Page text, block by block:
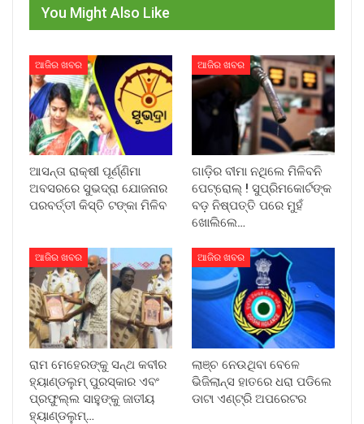
You Might Also Like
ଆଜିର ଖବର
ଆସନ୍ତା ରାକ୍ଷୀ ପୂର୍ଣ୍ଣିମା
ଅବସରରେ ସୁଭଦ୍ରା ଯୋଜନାର
ପରବର୍ତ୍ତୀ କିସ୍ତି ଟଙ୍କା ମିଳିବ
ଆଜିର ଖବର
ଗାଡ଼ିର ବୀମା ନଥିଲେ ମିଳିବନି
ପେଟ୍ରୋଲ୍ ! ସୁପ୍ରିମକୋର୍ଟଙ୍କ
ବଡ଼ ନିଷ୍ପତ୍ତି ପରେ ମୁହଁ
ଖୋଲିଲେ…
ଆଜିର ଖବର
ରାମ ମେହେରଙ୍କୁ ସନ୍ଥ କବୀର
ହ୍ୟାଣ୍ଡଲୁମ୍ ପୁରସ୍କାର ଏବଂ
ପ୍ରଫୁଲ୍ଲ ସାହୁଙ୍କୁ ଜାତୀୟ
ହ୍ୟାଣ୍ଡଲୁମ୍…
ଆଜିର ଖବର
ଲାଞ୍ଚ ନେଉଥିବା ବେଳେ
ଭିଜିଲାନ୍ସ ହାତରେ ଧରା ପଡିଲେ
ଡାଟା ଏଣ୍ଟ୍ରି ଅପରେଟର